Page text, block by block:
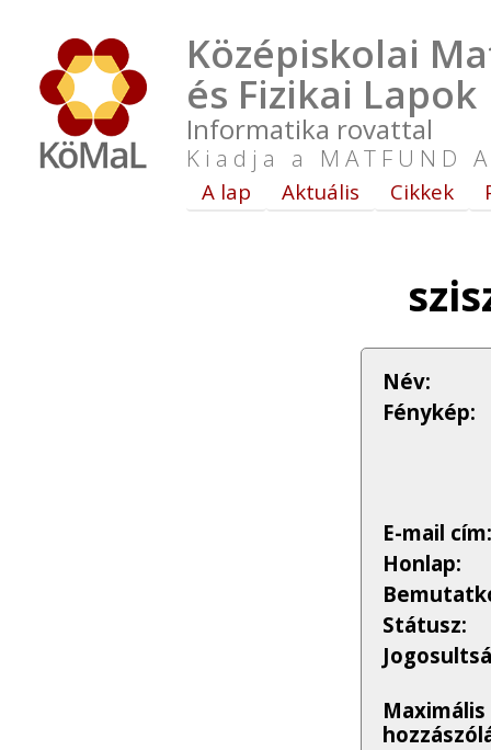
Középiskolai
és Fizikai Lapok
Informatika rovattal
Kiadja a MATFUND
A lap Aktuális Cikkek
Név:
Fénykép:
E-mail cím:
Honlap:
Státusz:
Maximális